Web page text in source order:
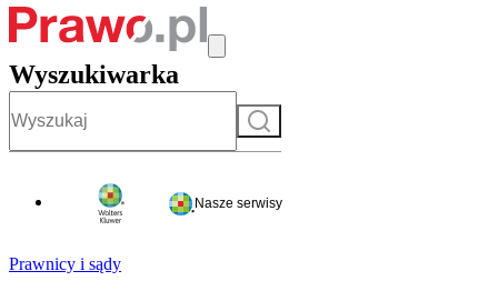
Wyszukiwarka
Szukaj
Nasze serwisy
Prawnicy i sądy